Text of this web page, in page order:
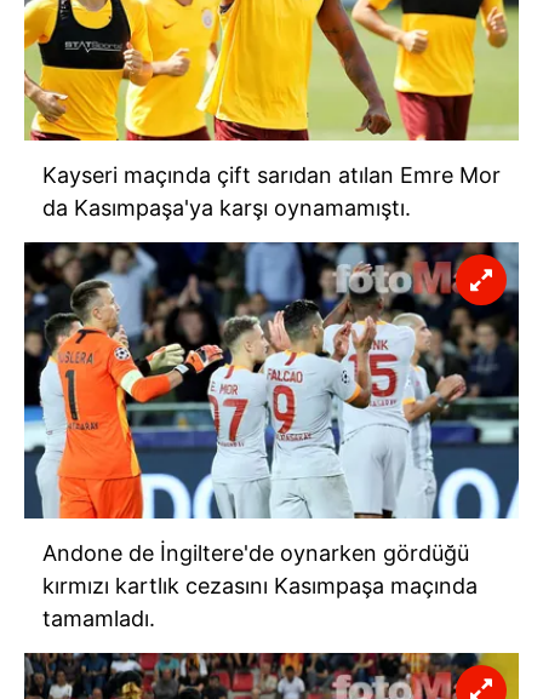
Kayseri maçında çift sarıdan atılan Emre Mor
da Kasımpaşa'ya karşı oynamamıştı.
Andone de İngiltere'de oynarken gördüğü
kırmızı kartlık cezasını Kasımpaşa maçında
tamamladı.